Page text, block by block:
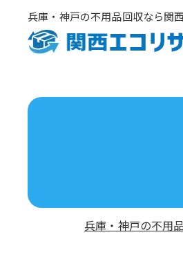
兵庫・神戸の不用品回収なら関
兵庫・神戸の不用